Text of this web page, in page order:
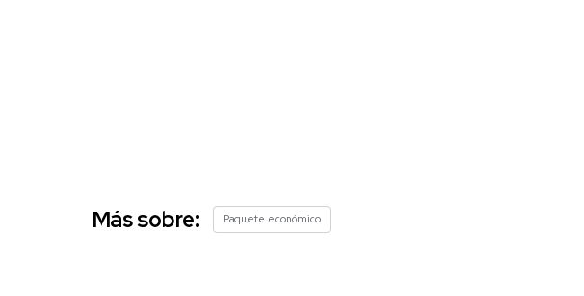
Más sobre: Paquete económico